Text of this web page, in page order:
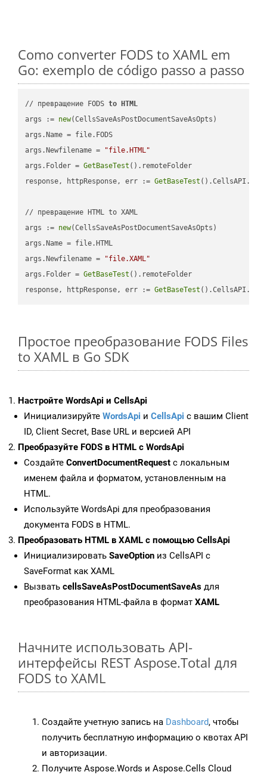
Como converter FODS to XAML em
Go: exemplo de código passo a passo
// превращение FODS to
HTML
args := new(CellsSaveAsPostDocumentSaveAsOpts)
args.Name = file.FODS
args.Newfilename =
"file.HTML"
args.Folder = GetBaseTest ().remoteFolder
response, httpResponse, err := GetBaseTest ().CellsAPI.
// превращение HTML to XAML
args := new(CellsSaveAsPostDocumentSaveAsOpts)
args.Name = file.HTML
args.Newfilename =
"file.XAML"
args.Folder = GetBaseTest ().remoteFolder
response, httpResponse, err := GetBaseTest ().CellsAPI.
Простое преобразование FODS Files
to XAML в Go SDK
Настройте WordsApi и CellsApi
Инициализируйте WordsApi и CellsApi с вашим Client
ID, Client Secret, Base URL и версией API
Преобразуйте FODS в HTML с WordsApi
Создайте ConvertDocumentRequest с локальным
именем файла и форматом, установленным на
HTML.
Используйте WordsApi для преобразования
документа FODS в HTML.
Преобразовать HTML в XAML с помощью CellsApi
Инициализировать SaveOption из CellsAPI с
SaveFormat как XAML
Вызвать cellsSaveAsPostDocumentSaveAs для
преобразования HTML-файла в формат XAML
Начните использовать API-
интерфейсы REST Aspose.Total для
FODS to XAML
Создайте учетную запись на Dashboard, чтобы
получить бесплатную информацию о квотах API
и авторизации.
Получите Aspose.Words и Aspose.Cells Cloud